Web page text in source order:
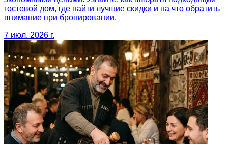
гостевой дом, где найти лучшие скидки и на что обратить
внимание при бронировании.
7 июл. 2026 г.